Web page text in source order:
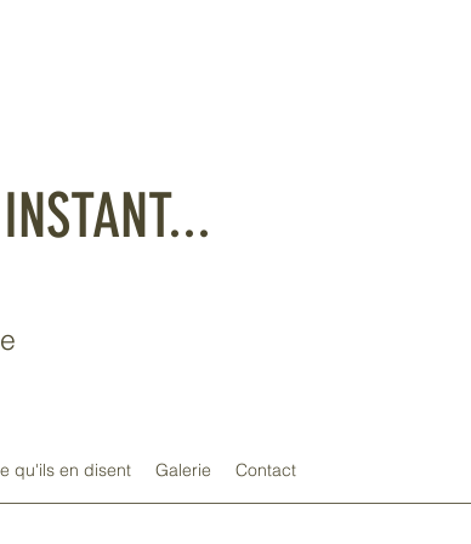
qu'ils en disent Galerie Contact